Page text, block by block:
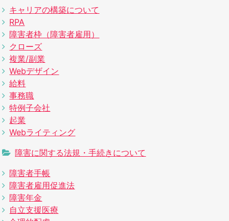
キャリアの構築について
RPA
障害者枠（障害者雇用）
クローズ
複業/副業
Webデザイン
給料
事務職
特例子会社
起業
Webライティング
障害に関する法規・手続きについて
障害者手帳
障害者雇用促進法
障害年金
自立支援医療